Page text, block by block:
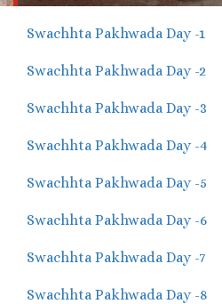
Swachhta Pakhwada Day -1
Swachhta Pakhwada Day -2
Swachhta Pakhwada Day -3
Swachhta Pakhwada Day -4
Swachhta Pakhwada Day -5
Swachhta Pakhwada Day -6
Swachhta Pakhwada Day -7
Swachhta Pakhwada Day -8